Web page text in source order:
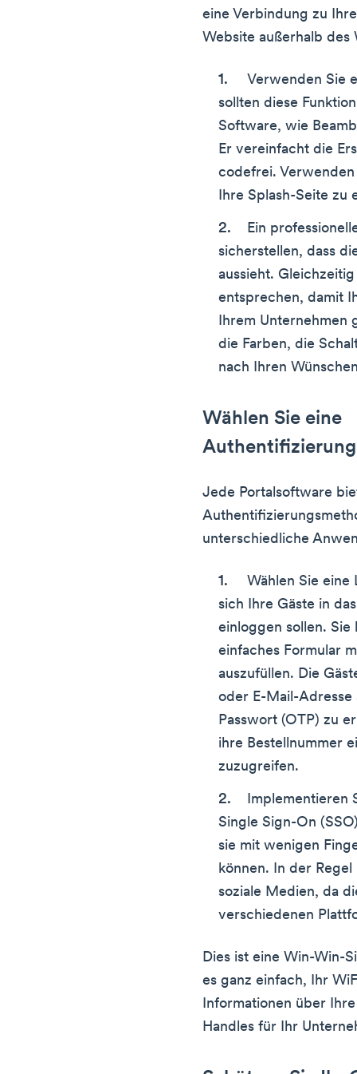
eine Verbindung zu
Website außerhalb des
Verwenden Sie
sollten diese
Software, wie
Er vereinfacht die
codefrei.
Ihre Splash-Seite zu
Ein
sicherstellen, dass
aussieht.
entsprechen, damit
Ihrem
die Farben, die
nach Ihren
Wählen Sie eine
Jede Portalsoftware
unterschiedliche
Wählen Sie eine
sich Ihre Gäste in
einloggen sollen. Sie
einfaches Formular
auszufüllen. Die
oder E-Mail-Adresse
Passwort (OTP) zu
ihre Bestellnummer
zuzugreifen.
Implementieren
Single Sign-On
sie mit wenigen
können. In der
soziale Medien, da
verschiedenen
Dies ist eine Win-Win-
es ganz einfach, Ihr
Informationen über
Handles für Ihr